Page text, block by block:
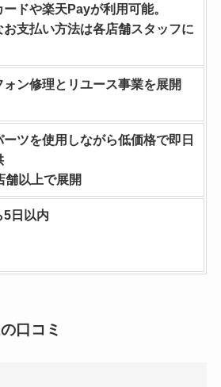
ードや楽天Payが利用可能。
お支払い方法は各店舗スタッフに
ォン修理とリユース事業を展開
ーツを使用しながら低価格で即日
舗以上で展開
5日以内
口コミ